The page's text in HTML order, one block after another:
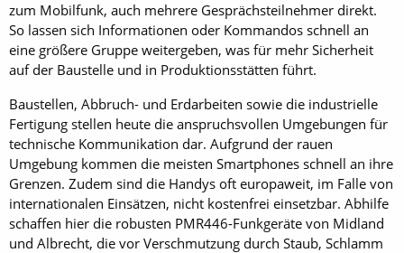
zum Mobilfunk, auch mehrere Gesprächsteilnehmer direkt.
So lassen sich Informationen oder Kommandos schnell an
eine größere Gruppe weitergeben, was für mehr Sicherheit
auf der Baustelle und in Produktionsstätten führt.
Baustellen, Abbruch- und Erdarbeiten sowie die industrielle
Fertigung stellen heute die anspruchsvollen Umgebungen für
technische Kommunikation dar. Aufgrund der rauen
Umgebung kommen die meisten Smartphones schnell an ihre
Grenzen. Zudem sind die Handys oft europaweit, im Falle von
internationalen Einsätzen, nicht kostenfrei einsetzbar. Abhilfe
schaffen hier die robusten PMR446-Funkgeräte von Midland
und Albrecht, die vor Verschmutzung durch Staub, Schlamm